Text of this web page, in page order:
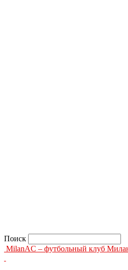
Поиск
MilanAC – футбольный клуб